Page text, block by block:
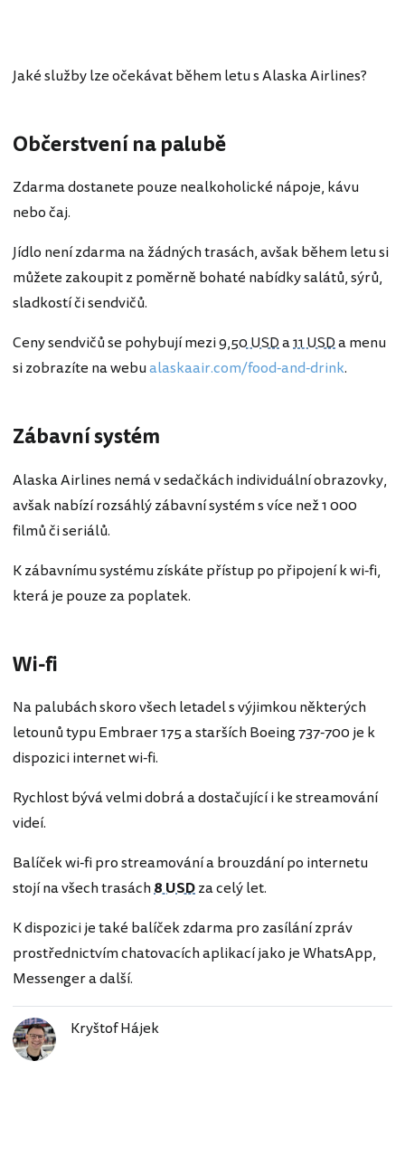
Jaké služby lze očekávat během letu s Alaska Airlines?
Občerstvení na palubě
Zdarma dostanete pouze nealkoholické nápoje, kávu
nebo čaj.
Jídlo není zdarma na žádných trasách, avšak během letu si
můžete zakoupit z poměrně bohaté nabídky salátů, sýrů,
sladkostí či sendvičů.
Ceny sendvičů se pohybují mezi9,50 USDa11 USDa menu
si zobrazíte na webualaskaair.com/food-and-drink.
Zábavní systém
Alaska Airlines nemá v sedačkách individuální obrazovky,
avšak nabízí rozsáhlý zábavní systém s více než 1 000
filmů či seriálů.
K zábavnímu systému získáte přístup po připojení k wi-fi,
která je pouze za poplatek.
Wi-fi
Na palubách skoro všech letadel s výjimkou některých
letounů typu Embraer 175 a starších Boeing 737-700 je k
dispozici internet wi-fi.
Rychlost bývá velmi dobrá a dostačující i ke streamování
videí.
Balíček wi-fi pro streamování a brouzdání po internetu
stojí na všech trasách8 USDza celý let.
K dispozici je také balíček zdarma pro zasílání zpráv
prostřednictvím chatovacích aplikací jako je WhatsApp,
Messenger a další.
Kryštof Hájek